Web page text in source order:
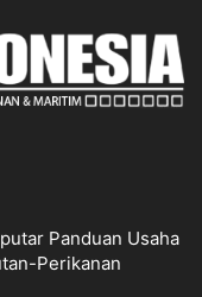
Panduan Usaha
Perikanan